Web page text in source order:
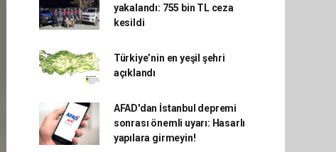
yakalandı: 755 bin TL ceza
kesildi
Türkiye’nin en yeşil şehri
açıklandı
AFAD'dan İstanbul depremi
sonrası önemli uyarı: Hasarlı
yapılara girmeyin!